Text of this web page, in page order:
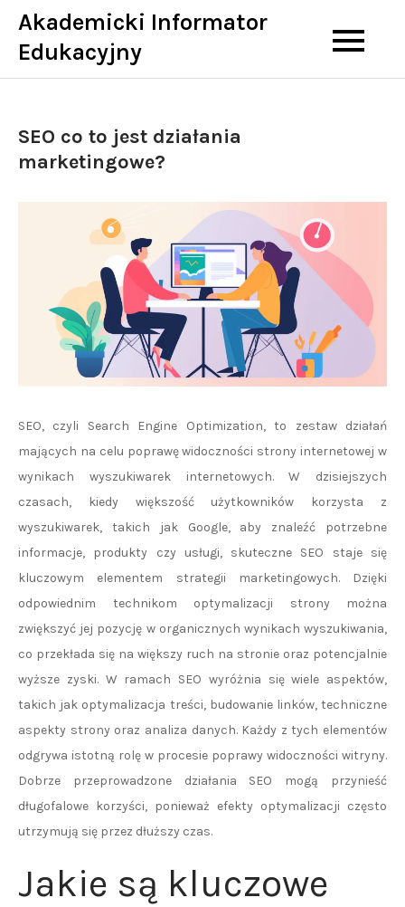
Skip
content
Akademicki Informator
Edukacyjny
SEO co to jest działania
marketingowe?
SEO, czyli Search Engine Optimization, to zestaw działań
mających na celu poprawę widoczności strony internetowej w
wynikach wyszukiwarek internetowych. W dzisiejszych
czasach, kiedy większość użytkowników korzysta z
wyszukiwarek, takich jak Google, aby znaleźć potrzebne
informacje, produkty czy usługi, skuteczne SEO staje się
kluczowym elementem strategii marketingowych. Dzięki
odpowiednim technikom optymalizacji strony można
zwiększyć jej pozycję w organicznych wynikach wyszukiwania,
co przekłada się na większy ruch na stronie oraz potencjalnie
wyższe zyski. W ramach SEO wyróżnia się wiele aspektów,
takich jak optymalizacja treści, budowanie linków, techniczne
aspekty strony oraz analiza danych. Każdy z tych elementów
odgrywa istotną rolę w procesie poprawy widoczności witryny.
Dobrze przeprowadzone działania SEO mogą przynieść
długofalowe korzyści, ponieważ efekty optymalizacji często
utrzymują się przez dłuższy czas.
Jakie są kluczowe